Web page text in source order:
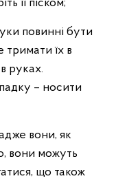
її піском;
повинні бути
тримати їх в
руках.
– носити
вони, як
вони можуть
що також